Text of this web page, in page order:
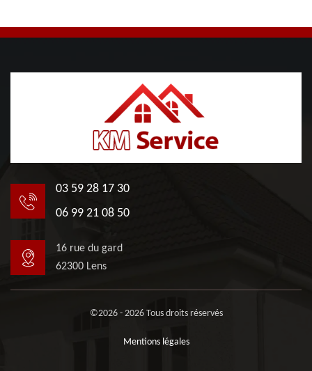
03 59 28 17 30
06 99 21 08 50
16 rue du gard
62300 Lens
©2026 - 2026 Tous droits réservés
Mentions légales